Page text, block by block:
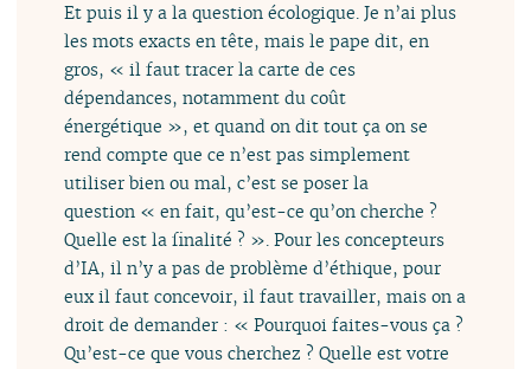
Et puis il y a la question écologique. Je n’ai plus
les mots exacts en tête, mais le pape dit, en
gros, « il faut tracer la carte de ces
dépendances, notamment du coût
énergétique », et quand on dit tout ça on se
rend compte que ce n’est pas simplement
utiliser bien ou mal, c’est se poser la
question « en fait, qu’est-ce qu’on cherche ?
Quelle est la finalité ? ». Pour les concepteurs
d’IA, il n’y a pas de problème d’éthique, pour
eux il faut concevoir, il faut travailler, mais on a
droit de demander : « Pourquoi faites-vous ça ?
Qu’est-ce que vous cherchez ? Quelle est votre